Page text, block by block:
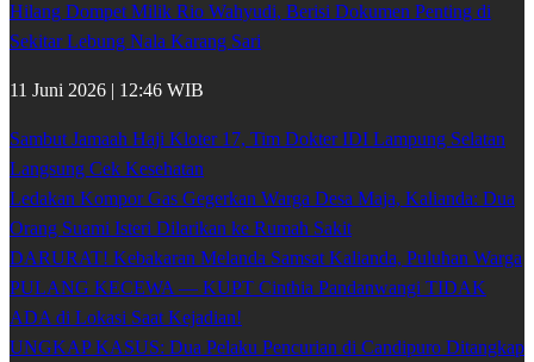
Hilang Dompet Milik Rio Wahyudi, Berisi Dokumen Penting di
Sekitar Lebung Nala Karang Sari
11 Juni 2026 | 12:46 WIB
Sambut Jamaah Haji Kloter 17, Tim Dokter IDI Lampung Selatan
Langsung Cek Kesehatan
Ledakan Kompor Gas Gegerkan Warga Desa Maja, Kalianda: Dua
Orang Suami Isteri Dilarikan ke Rumah Sakit
DARURAT! Kebakaran Melanda Samsat Kalianda, Puluhan Warga
PULANG KECEWA — KUPT Cinthia Pandanwangi TIDAK
ADA di Lokasi Saat Kejadian!
UNGKAP KASUS: Dua Pelaku Pencurian di Candipuro Ditangkap